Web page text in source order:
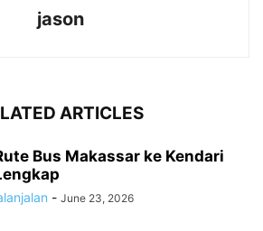
jason
ARTICLES
Bus Makassar ke Kendari
- June 23, 2026